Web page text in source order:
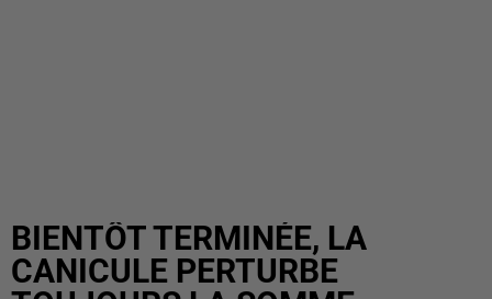
BIENTÔT TERMINÉE, LA
CANICULE PERTURBE